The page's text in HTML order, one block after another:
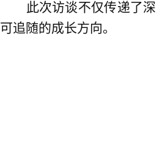
此次访谈不仅传递了
可追随的成长方向。